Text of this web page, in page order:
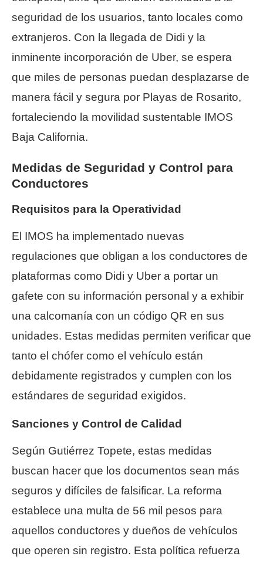
seguridad de los usuarios, tanto locales como
extranjeros. Con la llegada de Didi y la
inminente incorporación de Uber, se espera
que miles de personas puedan desplazarse de
manera fácil y segura por Playas de Rosarito,
fortaleciendo la movilidad sustentable IMOS
Baja California.
Medidas de Seguridad y Control para
Conductores
Requisitos para la Operatividad
El IMOS ha implementado nuevas
regulaciones que obligan a los conductores de
plataformas como Didi y Uber a portar un
gafete con su información personal y a exhibir
una calcomanía con un código QR en sus
unidades. Estas medidas permiten verificar que
tanto el chófer como el vehículo están
debidamente registrados y cumplen con los
estándares de seguridad exigidos.
Sanciones y Control de Calidad
Según Gutiérrez Topete, estas medidas
buscan hacer que los documentos sean más
seguros y difíciles de falsificar. La reforma
establece una multa de 56 mil pesos para
aquellos conductores y dueños de vehículos
que operen sin registro. Esta política refuerza